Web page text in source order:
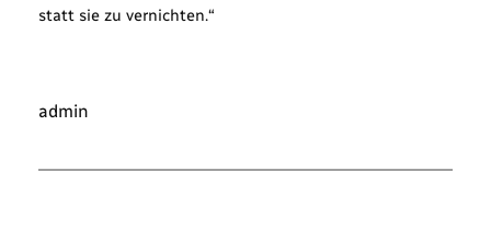
statt sie zu vernichten.“
admin